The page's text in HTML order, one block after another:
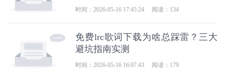
示
时间：2026-05-16 17:45:24 阅读：134
免费lrc歌词下载为啥总踩雷？三大
避坑指南实测
时间：2026-05-16 16:07:43 阅读：179